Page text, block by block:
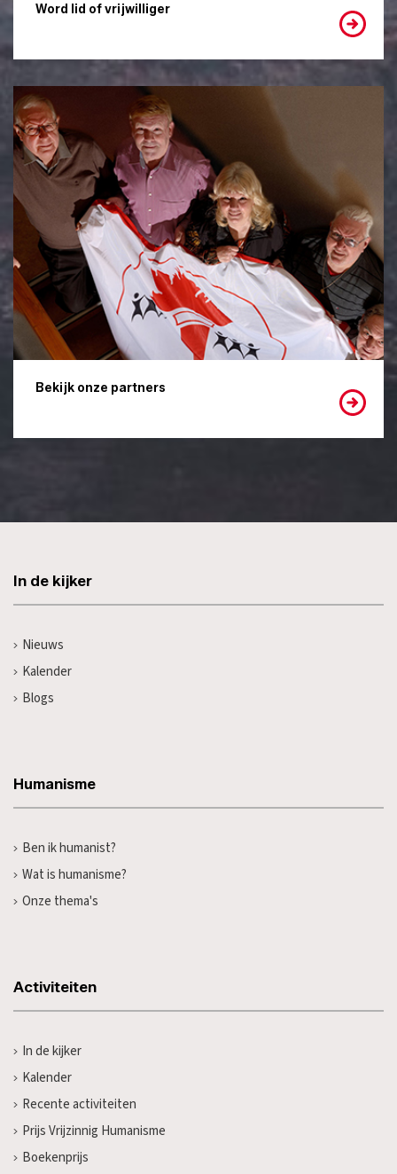
Word lid of vrijwilliger
Bekijk onze partners
In de kijker
Nieuws
Kalender
Blogs
Humanisme
Ben ik humanist?
Wat is humanisme?
Onze thema's
Activiteiten
In de kijker
Kalender
Recente activiteiten
Prijs Vrijzinnig Humanisme
Boekenprijs